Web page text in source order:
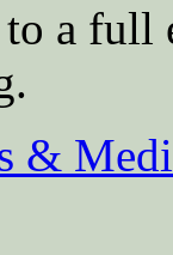
a full
&